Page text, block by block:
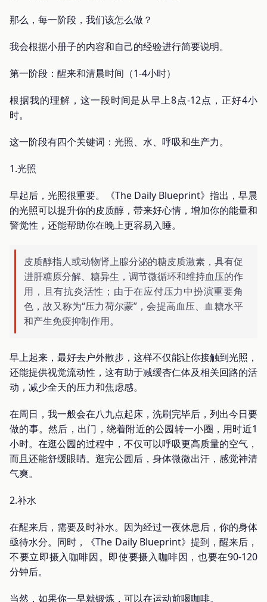
那么，每一阶段，我们该怎么做？
我会根据小册子的内容和自己的经验进行简要说明。
第一阶段：醒来和清晨时间（1-4小时）
根据我的理解，这一段时间是从早上8点-12点，正好4小
时。
这一阶段有四个关键词：光照、水、呼吸和生产力。
1.光照
早起后，光照很重要。《The Daily Blueprint》指出，早晨
的光照可以提升你的皮质醇，带来好心情，增加你的能量和
警觉性，还能帮助你在晚上更容易入睡。
皮质醇指人或动物肾上腺分泌的糖皮质激素，具有促
进肝糖原分解、糖异生，调节微循环和维持血压的作
用，且有抗炎活性；由于在应付压力中扮演重要角
色，故又称为“压力荷尔蒙”，会提高血压、血糖水平
和产生免疫抑制作用。
早上起来，最好去户外散步，这样不仅能让你接触到光照，
还能提供视觉流动性，这有助于减缓杏仁体及相关回路的活
动，减少全天的压力和焦虑感。
在周日，我一般会在八九点起床，洗刷完毕后，列出今日要
做的事。然后，出门，绕着附近的公园转一小圈，用时近1
小时。在逛公园的过程中，不仅可以呼吸更高质量的空气，
而且还能舒缓眼睛。逛完公园后，身体微微出汗，感觉神清
气爽。
2.补水
在醒来后，需要及时补水。因为经过一夜休息后，你的身体
亟待水分。同时，《The Daily Blueprint》提到，醒来后，
不要立即摄入咖啡因。即使要摄入咖啡因，也要在90-120
分钟后。
当然，如果你一早就锻炼，可以在运动前喝咖啡。